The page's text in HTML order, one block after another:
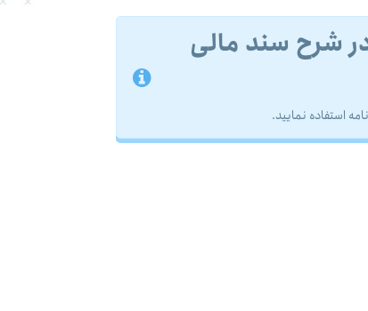
شرح سند مالی
استفاده نمایید.